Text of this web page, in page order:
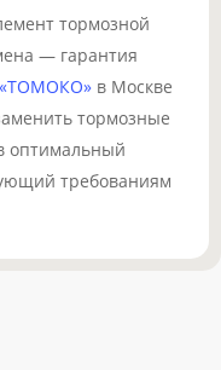
тормозной
— гарантия
в Москве
тормозные
оптимальный
требованиям